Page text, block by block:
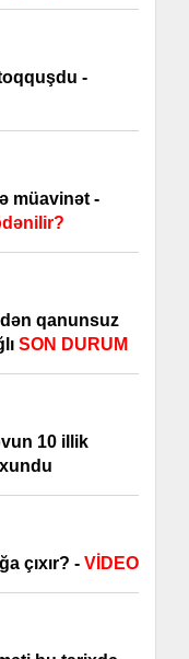
-
müavinət -
qanunsuz
SON DURUM
10 illik
çıxır? - VİDEO